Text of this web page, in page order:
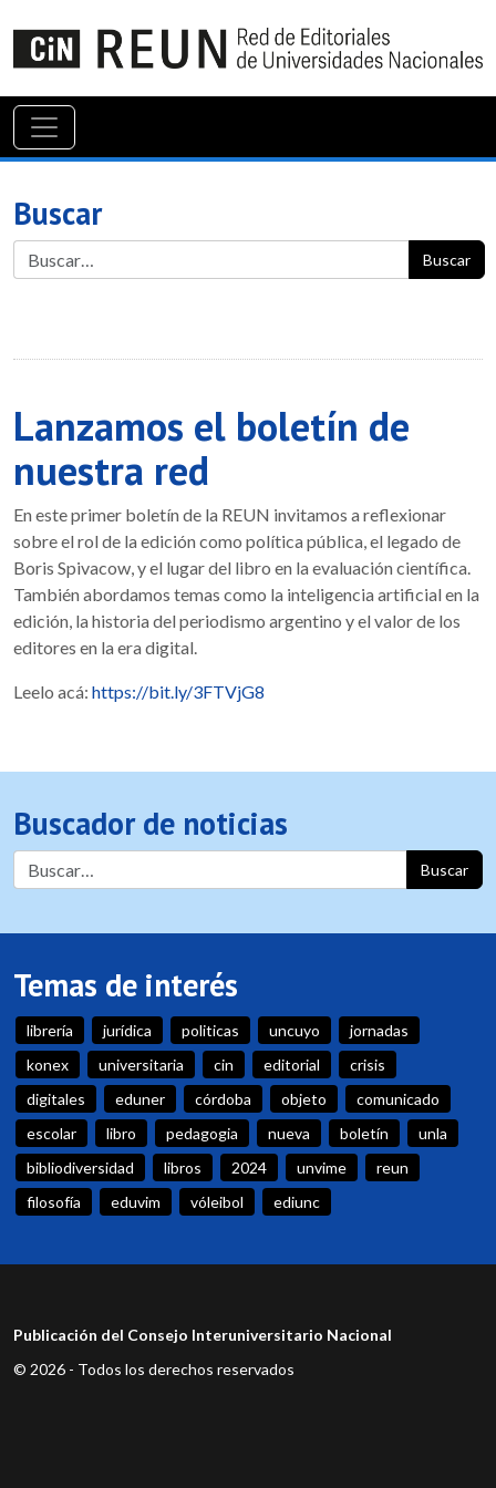
Buscar
Buscar
Lanzamos el boletín de
nuestra red
En este primer boletín de la REUN invitamos a reflexionar
sobre el rol de la edición como política pública, el legado de
Boris Spivacow, y el lugar del libro en la evaluación científica.
También abordamos temas como la inteligencia artificial en la
edición, la historia del periodismo argentino y el valor de los
editores en la era digital.
Leelo acá: https://bit.ly/3FTVjG8
Buscador de noticias
Buscar
Temas de interés
librería jurídica politicas uncuyo
jornadas
konex
universitaria cin editorial
crisis
digitales
eduner córdoba objeto
comunicado
escolar
libro pedagogia nueva boletín
unla
bibliodiversidad
libros 2024 unvime
reun
filosofía
eduvim vóleibol ediunc
Publicación del Consejo Interuniversitario Nacional
© 2026 - Todos los derechos reservados